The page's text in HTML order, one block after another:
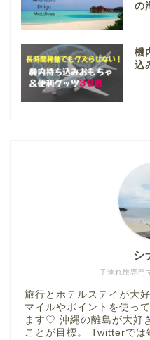
の
機
込
子連れ旅専門
シ
旅行とホテルステイが大
マイルやポイントを使っ
ます♡ 沖縄の離島が大好
ことが目標。 Twitterでは